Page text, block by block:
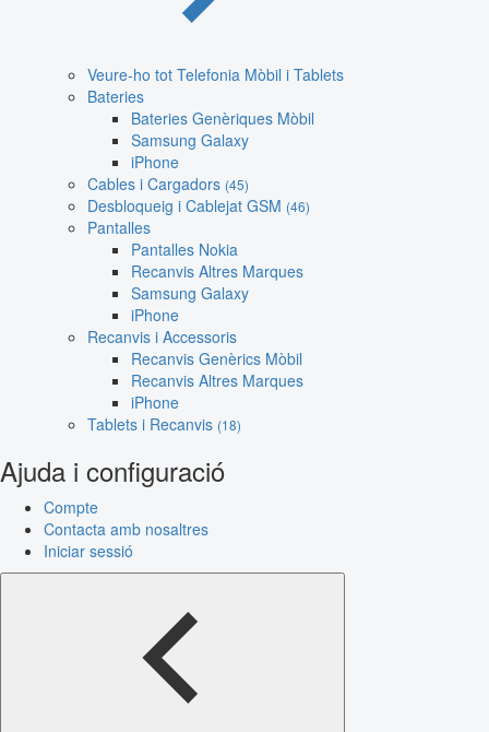
Veure-ho tot Telefonia Mòbil i Tablets
Bateries
Bateries Genèriques Mòbil
Samsung Galaxy
iPhone
Cables i Cargadors (45)
Desbloqueig i Cablejat GSM (46)
Pantalles
Pantalles Nokia
Recanvis Altres Marques
Samsung Galaxy
iPhone
Recanvis i Accessoris
Recanvis Genèrics Mòbil
Recanvis Altres Marques
iPhone
Tablets i Recanvis (18)
Ajuda i configuració
Compte
Contacta amb nosaltres
Iniciar sessió